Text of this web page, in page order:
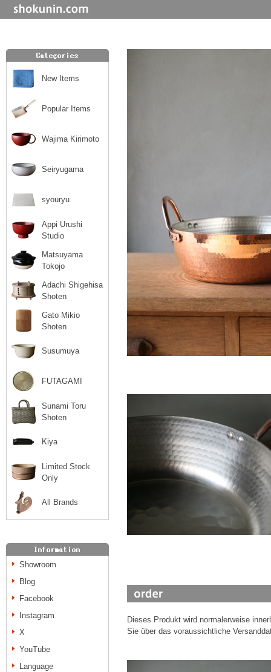
New Items
Popular Items
Wajima Kirimoto
Seiryugama
syouryu
Appi Urushi
Studio
Matsuyama
Tokojo
Adachi Shigehisa
Shoten
Gato Mikio
Shoten
Susumuya
FUTAGAMI
Sunami Toru
Shoten
Kiya
Limited Stock
Only
All Brands
Showroom
Blog
Facebook
Instagram
X
YouTube
Language
Dieses Produkt wird normalerweise
Sie über das voraussichtliche